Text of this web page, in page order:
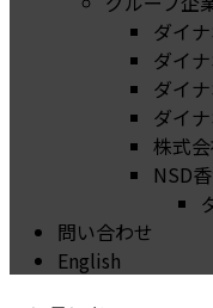
ダイ
ダイ
ダイ
ダイ
株式
NSD
問い合わせ
English